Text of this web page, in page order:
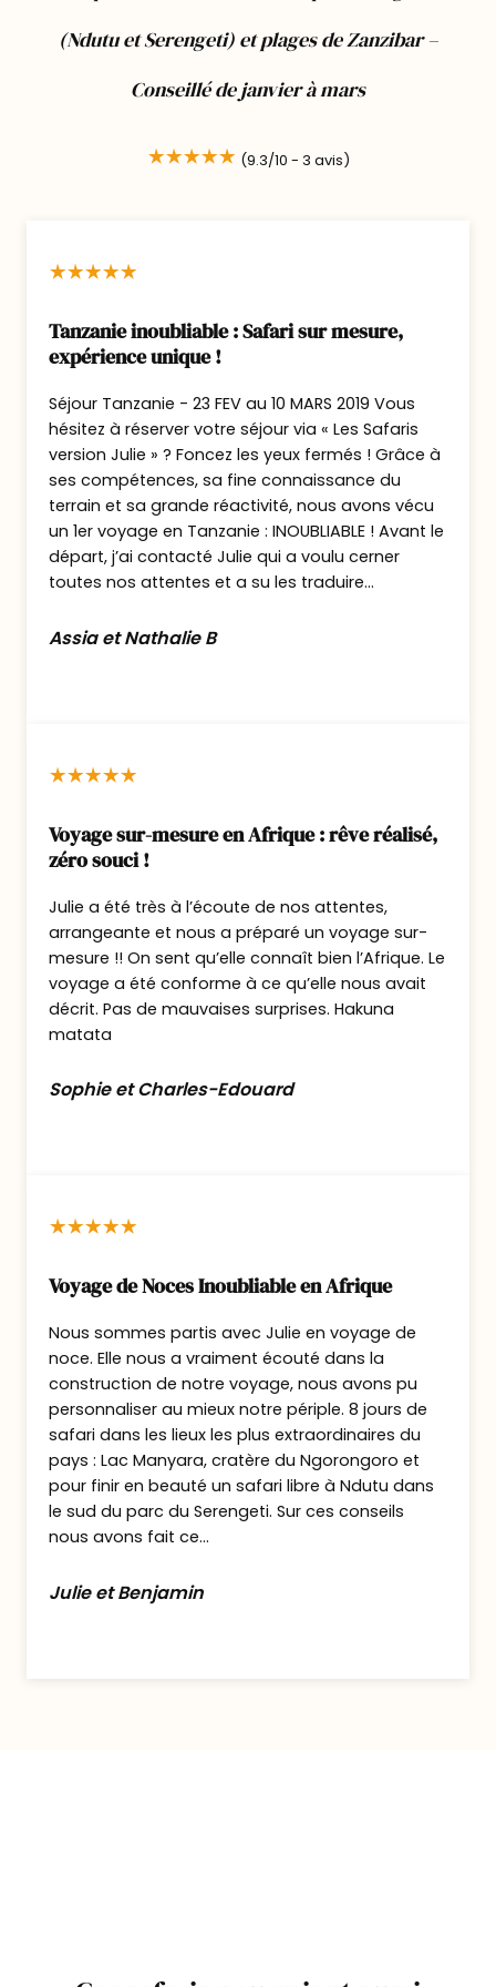
Dîner et nuit au BAOBAB TENTED CAMP
Jour 3: Nouvelle journée dans le Tarangire
Journée complète de safari dans le parc du
d’un pays en prenant son temps.
qu’une seule fois dans leur vie : Alors je
souhaite que vous ayez le temps de profiter
des parcs, de ne pas courir chaque jour.
C’est pour cela que je vous propose
aujourd’hui une nouvelle journée, ce parc
est incroyable alors il serait vraiment
dommage de n’y passer qu’une demi
journée !
Déjeuner pique nique.
le village de Karatu : ça vous approchera du
Manyara mais il est bien entendu possible de
le demander (tout comme toute autre envie
: Changer de lodge etc)
Jour 4 : Safari dans le cratère du
Ngororongoro
Petit-déjeuner puis départ vers la zone de
après-midi de safari dans le cratère (visite
Cette Caldeira de 20 km est inscrite au
l’étape obligatoire pour tout safari en
vous offrira un paysage hors du commun et
une faune incroyablement riche. Bienvenue
au cœur de la huitième merveille du
monde !!
En fin d’après-midi, route vers la région de
Ndutu.
Dîner et nuit au Gnu Camp.
Le Gnu Camp est un camp qui se déplace en
(Ndutu et Serengeti) et plages de Zanzibar –
Conseillé de janvier à mars
(9.3/10 - 3 avis)
Tanzanie inoubliable : Safari sur mesure,
expérience unique !
Séjour Tanzanie - 23 FEV au 10 MARS 2019 Vous
hésitez à réserver votre séjour via « Les Safaris
version Julie » ? Foncez les yeux fermés ! Grâce à
ses compétences, sa fine connaissance du
terrain et sa grande réactivité, nous avons vécu
un 1er voyage en Tanzanie : INOUBLIABLE ! Avant le
départ, j’ai contacté Julie qui a voulu cerner
toutes nos attentes et a su les traduire...
Assia et Nathalie B
Voyage sur-mesure en Afrique : rêve réalisé,
zéro souci !
Julie a été très à l’écoute de nos attentes,
arrangeante et nous a préparé un voyage sur-
mesure !! On sent qu’elle connaît bien l’Afrique. Le
voyage a été conforme à ce qu’elle nous avait
décrit. Pas de mauvaises surprises. Hakuna
matata
Sophie et Charles-Edouard
Voyage de Noces Inoubliable en Afrique
Nous sommes partis avec Julie en voyage de
noce. Elle nous a vraiment écouté dans la
construction de notre voyage, nous avons pu
personnaliser au mieux notre périple. 8 jours de
safari dans les lieux les plus extraordinaires du
pays : Lac Manyara, cratère du Ngorongoro et
pour finir en beauté un safari libre à Ndutu dans
le sud du parc du Serengeti. Sur ces conseils
nous avons fait ce...
Julie et Benjamin